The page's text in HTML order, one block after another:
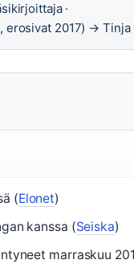
·
erosivat 2017) → Tinja
(Elonet)
kanssa (Seiska)
marraskuu